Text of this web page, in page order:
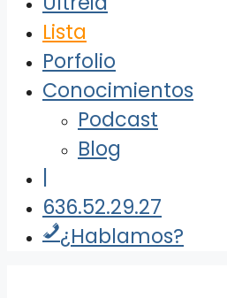
Lista
Porfolio
Conocimientos
Podcast
Blog
|
636.52.29.27
¿Hablamos?